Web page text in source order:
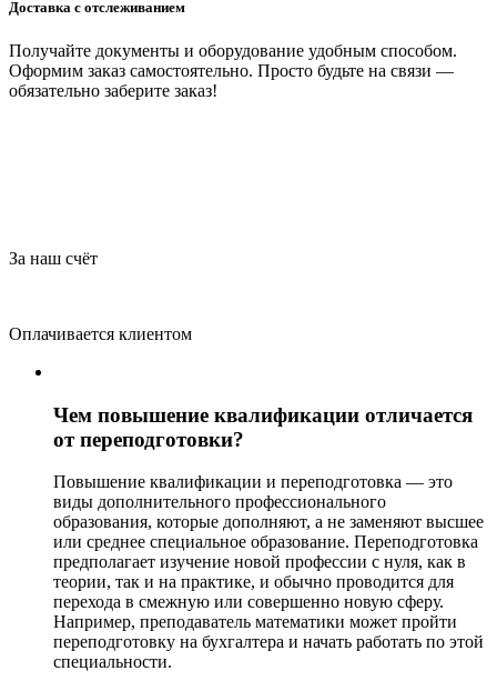
Доставка с отслеживанием
Получайте документы и оборудование удобным способом.
Оформим заказ самостоятельно. Просто будьте на связи —
обязательно заберите заказ!
За наш счёт
Оплачивается клиентом
Чем повышение квалификации отличается
от переподготовки?
Повышение квалификации и переподготовка — это
виды дополнительного профессионального
образования, которые дополняют, а не заменяют высшее
или среднее специальное образование. Переподготовка
предполагает изучение новой профессии с нуля, как в
теории, так и на практике, и обычно проводится для
перехода в смежную или совершенно новую сферу.
Например, преподаватель математики может пройти
переподготовку на бухгалтера и начать работать по этой
специальности.